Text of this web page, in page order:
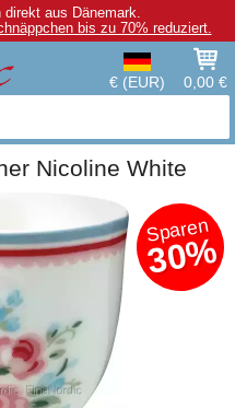
direkt aus Dänemark.
bis zu 70% reduziert.
€ (EUR) 0,00 €
Nicoline White
Sparen
30%